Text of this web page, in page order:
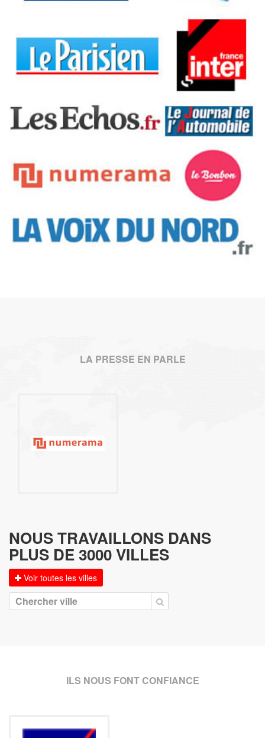
LA PRESSE EN PARLE
NOUS TRAVAILLONS DANS
PLUS DE 3000 VILLES
Voir toutes les villes
ILS NOUS FONT CONFIANCE